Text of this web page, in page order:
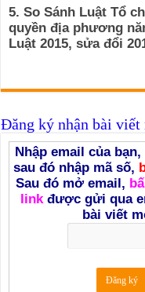
5. So Sánh Luật Tổ
quyền địa phương
Luật 2015, sửa đổi
Đăng ký nhận bài viết
Nhập email của bạn,
sau đó nhập mã số,
Sau đó mở email,
linkđược gửi qua
bài viết